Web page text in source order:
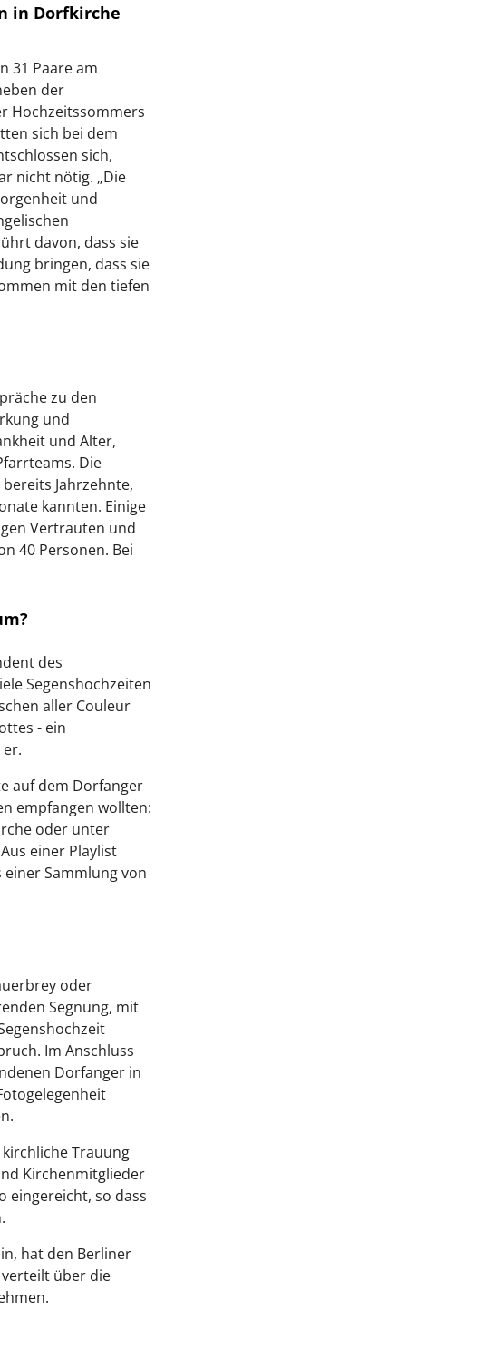
in Dorfkirche
31 Paare am
der
Hochzeitssommers
sich bei dem
sich,
nicht nötig. „Die
und
davon, dass sie
bringen, dass sie
mit den tiefen
zu den
und
und Alter,
Die
Jahrzehnte,
kannten. Einige
Vertrauten und
40 Personen. Bei
des
Segenshochzeiten
aller Couleur
- ein
auf dem Dorfanger
empfangen wollten:
oder unter
einer Playlist
einer Sammlung von
oder
Segnung, mit
Im Anschluss
Dorfanger in
Trauung
Kirchenmitglieder
eingereicht, so dass
hat den Berliner
über die